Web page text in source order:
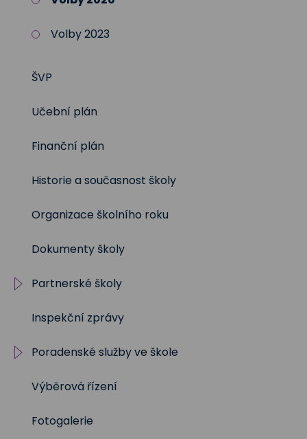
2022/2023
Volby 2023
ŠVP
Učební plán
Finanční plán
Historie a současnost školy
Organizace školního roku
Dokumenty školy
Partnerské školy
Projekty
Inspekční zprávy
Poradenské služby ve škole
Výchovný a kariérní
Metodik prevence
Výběrová řízení
Fotogalerie